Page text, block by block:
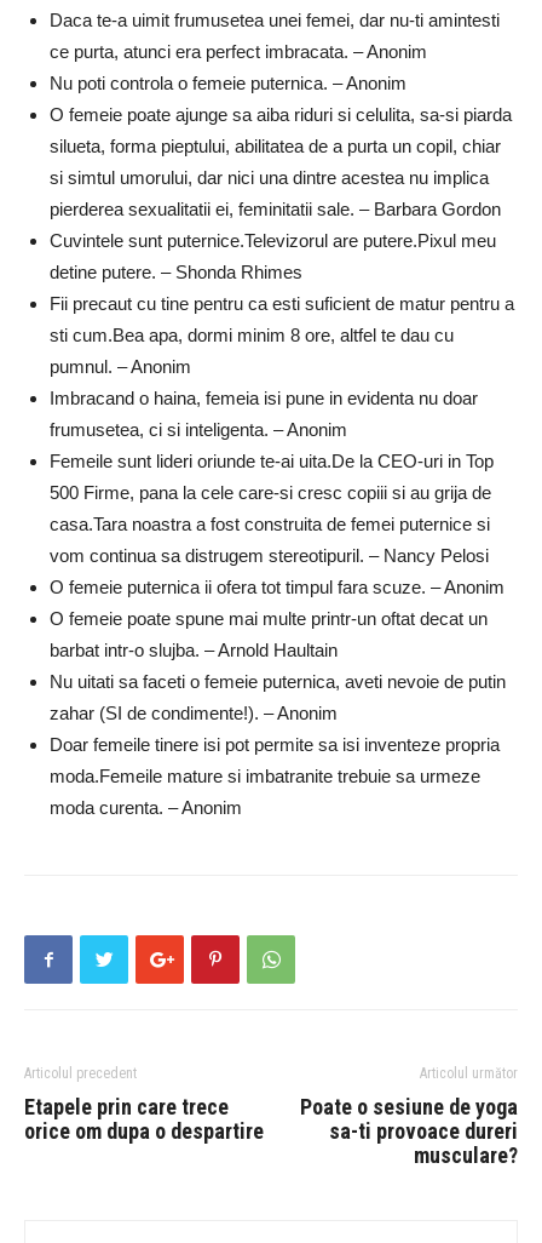
Daca te-a uimit frumusetea unei femei, dar nu-ti amintesti
ce purta, atunci era perfect imbracata. – Anonim
Nu poti controla o femeie puternica. – Anonim
O femeie poate ajunge sa aiba riduri si celulita, sa-si piarda
silueta, forma pieptului, abilitatea de a purta un copil, chiar
si simtul umorului, dar nici una dintre acestea nu implica
pierderea sexualitatii ei, feminitatii sale. – Barbara Gordon
Cuvintele sunt puternice.Televizorul are putere.Pixul meu
detine putere. – Shonda Rhimes
Fii precaut cu tine pentru ca esti suficient de matur pentru a
sti cum.Bea apa, dormi minim 8 ore, altfel te dau cu
pumnul. – Anonim
Imbracand o haina, femeia isi pune in evidenta nu doar
frumusetea, ci si inteligenta. – Anonim
Femeile sunt lideri oriunde te-ai uita.De la CEO-uri in Top
500 Firme, pana la cele care-si cresc copiii si au grija de
casa.Tara noastra a fost construita de femei puternice si
vom continua sa distrugem stereotipuril. – Nancy Pelosi
O femeie puternica ii ofera tot timpul fara scuze. – Anonim
O femeie poate spune mai multe printr-un oftat decat un
barbat intr-o slujba. – Arnold Haultain
Nu uitati sa faceti o femeie puternica, aveti nevoie de putin
zahar (SI de condimente!). – Anonim
Doar femeile tinere isi pot permite sa isi inventeze propria
moda.Femeile mature si imbatranite trebuie sa urmeze
moda curenta. – Anonim
Articolul precedent
Etapele prin care trece
orice om dupa o despartire
Articolul următor
Poate o sesiune de yoga
sa-ti provoace dureri
musculare?